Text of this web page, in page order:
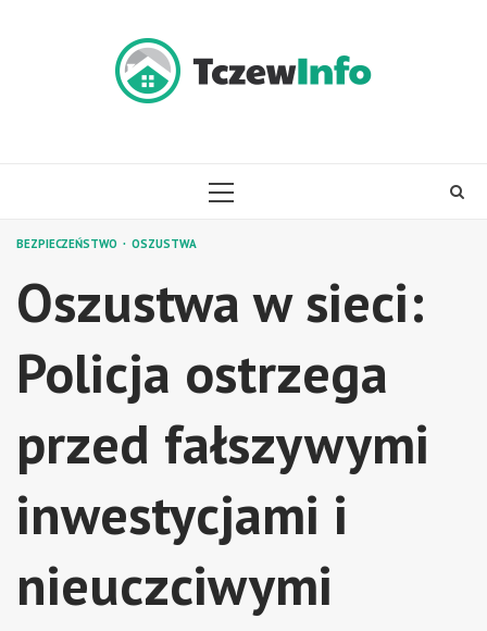
PRIMARY
BEZPIECZEŃSTWO OSZUSTWA
Oszustwa w sieci:
Policja ostrzega
przed fałszywymi
inwestycjami i
nieuczciwymi